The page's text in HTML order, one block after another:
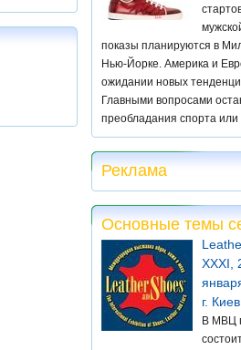
показы планируются в
Нью-Йорке. Америка и
ожидании новых
Главными вопросами
преобладания спорта или
Реклама
Основные темы
XXXI,
г. Киев.
В МВЦ